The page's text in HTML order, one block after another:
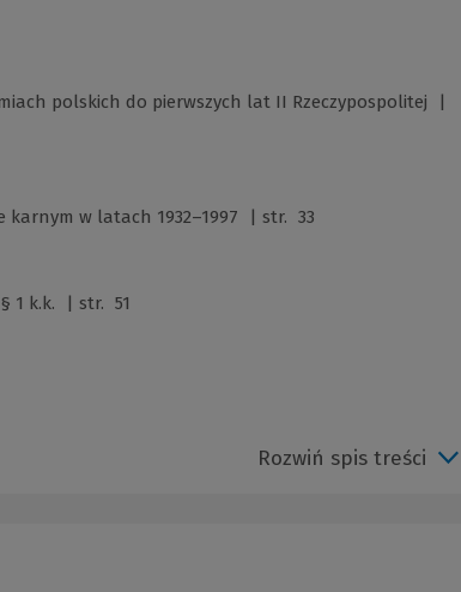
polskich do pierwszych lat II Rzeczypospolitej |
karnym w latach 1932–1997 | str. 33
1 k.k. | str. 51
Rozwiń spis treści